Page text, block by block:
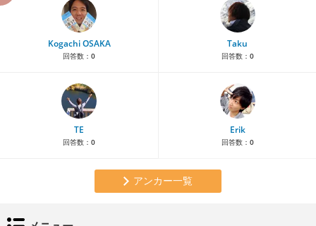
Kogachi OSAKA
回答数： 0
Taku
回答数： 0
TE
回答数： 0
Erik
回答数： 0
アンカー一覧